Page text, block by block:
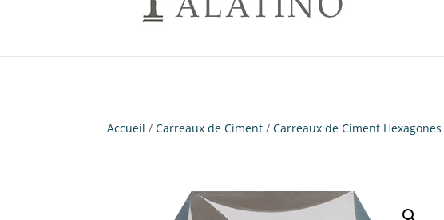
Accueil /Carreaux de Ciment /Carreaux de Ciment Hexagones